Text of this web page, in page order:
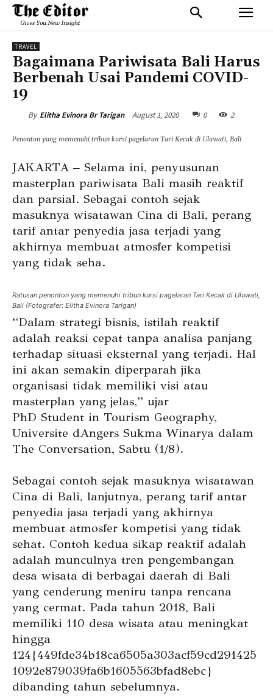
TRAVEL
Bagaimana Pariwisata Bali Harus
Berbenah Usai Pandemi COVID-
19
By Elitha Evinora Br Tarigan August 1, 2020 0 2
Penonton yang memenuhi tribun kursi pagelaran Tari Kecak di Uluwati, Bali
JAKARTA – Selama ini, penyusunan
masterplan pariwisata Bali masih reaktif
dan parsial. Sebagai contoh sejak
masuknya wisatawan Cina di Bali, perang
tarif antar penyedia jasa terjadi yang
akhirnya membuat atmosfer kompetisi
yang tidak seha.
Ratusan penonton yang memenuhi tribun kursi pagelaran Tari Kecak di Uluwati,
Bali (Fotografer: Elitha Evinora Tarigan)
“Dalam strategi bisnis, istilah reaktif
adalah reaksi cepat tanpa analisa panjang
terhadap situasi eksternal yang terjadi. Hal
ini akan semakin diperparah jika
organisasi tidak memiliki visi atau
masterplan yang jelas,” ujar
PhD Student in Tourism Geography,
Universite dAngers Sukma Winarya dalam
The Conversation, Sabtu (1/8).
Sebagai contoh sejak masuknya wisatawan
Cina di Bali, lanjutnya, perang tarif antar
penyedia jasa terjadi yang akhirnya
membuat atmosfer kompetisi yang tidak
sehat. Contoh kedua sikap reaktif adalah
adalah munculnya tren pengembangan
desa wisata di berbagai daerah di Bali
yang cenderung meniru tanpa rencana
yang cermat. Pada tahun 2018, Bali
memiliki 110 desa wisata atau meningkat
hingga
124{449fde34b18ca6505a303acf59cd291425
1092e879039fa6b1605563bfad8ebc}
dibanding tahun sebelumnya.